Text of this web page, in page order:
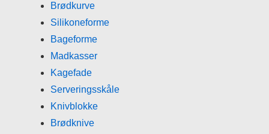
Brødkurve
Silikoneforme
Bageforme
Madkasser
Kagefade
Serveringsskåle
Knivblokke
Brødknive